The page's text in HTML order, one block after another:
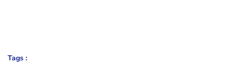
Tags :